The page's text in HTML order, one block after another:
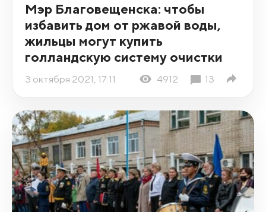
Мэр Благовещенска: чтобы
избавить дом от ржавой воды,
жильцы могут купить
голландскую систему очистки
3 октября 2021, 17:11 4912 13